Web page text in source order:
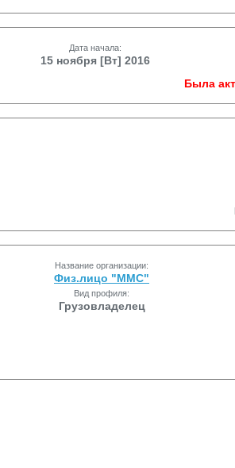
Дата начала:
15 ноября [Вт] 2016
Была
Название организации:
Физ.лицо "ММС"
Вид профиля:
Грузовладелец